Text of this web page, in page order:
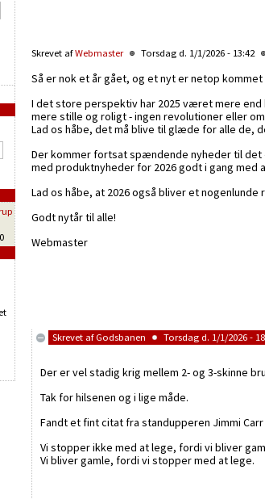
Skrevet afWebmaster Torsdag d. 1/1/2026 - 13:42
Så er nok et år gået, og et nyt er netop kommet
I det store perspektiv har 2025 været mere
mere stille og roligt - ingen revolutioner eller
Lad os håbe, det må blive til glæde for alle de,
Der kommer fortsat spændende nyheder til det
med produktnyheder for 2026 godt i gang
Lad os håbe, at 2026 også bliver et
Godt nytår til alle!
Webmaster
Skrevet af Godsbanen Torsdag d. 1/1/2026 -
Der er vel stadig krig mellem 2- og 3-skinne
Tak for hilsenen og i lige måde.
Fandt et fint citat fra standupperen Jimmi
Vi stopper ikke med at lege, fordi vi bliver
Vi bliver gamle, fordi vi stopper med at lege.